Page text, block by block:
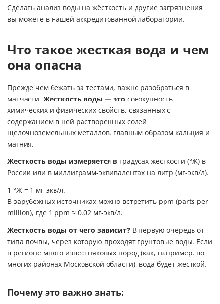
Сделать анализ воды на жёсткость и другие загрязнения
вы можете в нашей аккредитованной лаборатории.
Что такое жесткая вода и чем
она опасна
Прежде чем бежать за тестами, важно разобраться в
матчасти. Жесткость воды — это совокупность
химических и физических свойств, связанных с
содержанием в ней растворенных солей
щелочноземельных металлов, главным образом кальция и
магния.
Жесткость воды измеряется в градусах жесткости (°Ж) в
России или в миллиграмм-эквивалентах на литр (мг-экв/л).
1 °Ж = 1 мг-экв/л.
В зарубежных источниках можно встретить ppm (parts per
million), где 1 ppm ≈ 0,02 мг-экв/л.
Жесткость воды от чего зависит? В первую очередь от
типа почвы, через которую проходят грунтовые воды. Если
в регионе много известняковых пород (как, например, во
многих районах Московской области), вода будет жесткой.
Почему это важно знать: